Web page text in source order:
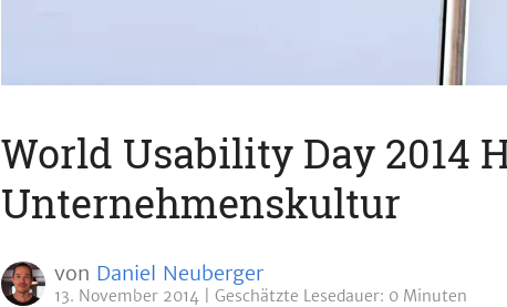
World Usability Day 2014
Unternehmenskultur
von Daniel Neuberger
13. November 2014 Geschätzte Lesedauer: 0 Minuten